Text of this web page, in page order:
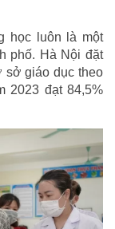
học luôn là một
phố. Hà Nội đặt
sở giáo dục theo
2023 đạt 84,5%